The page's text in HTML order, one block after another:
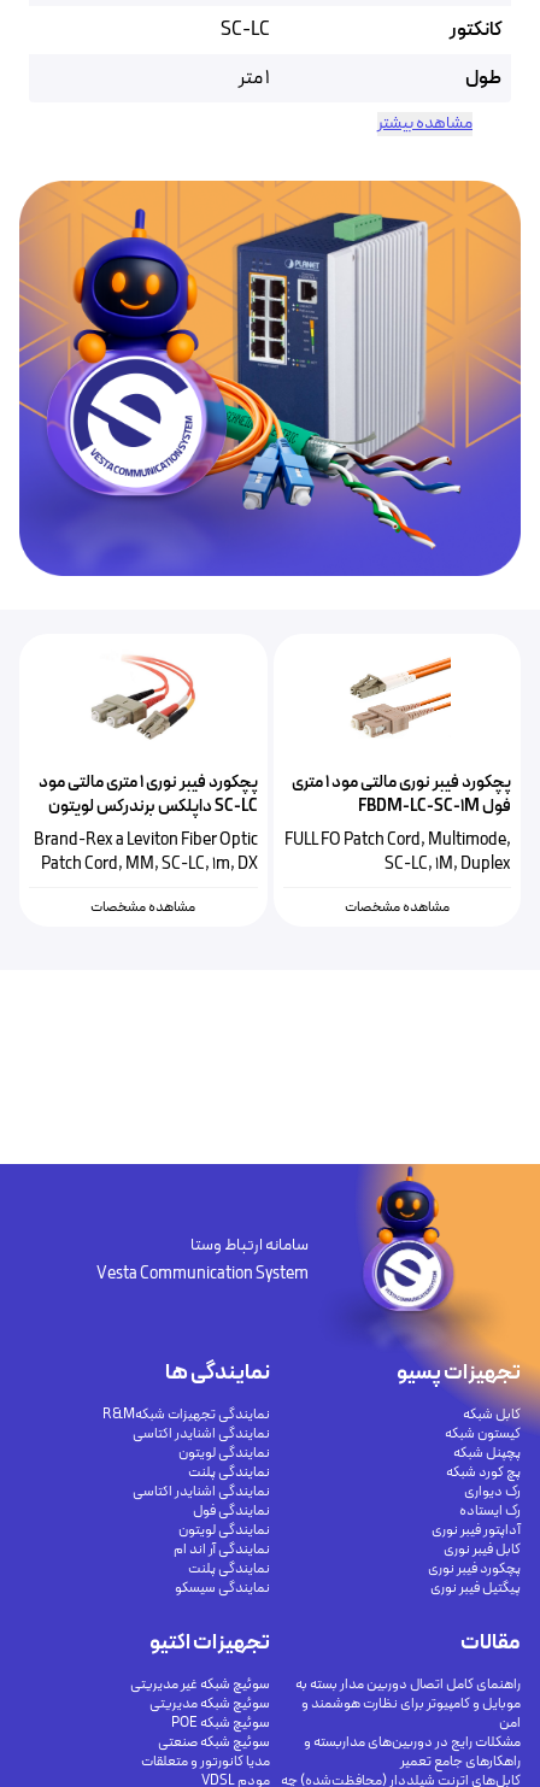
کانکتور
SC-LC
طول
1 متر
مشاهده بیشتر
پچکورد فیبر نوری مالتی مود ۱ متری
فول FBDM-LC-SC-1M
FULL FO Patch Cord, Multimode,
SC-LC, 1M, Duplex
مشاهده مشخصات
پچکورد فیبر نوری ۱ متری مالتی مود
SC-LC داپلکس برندرکس لویتون
HOPLC050010SC293
Brand-Rex a Leviton Fiber Optic
Patch Cord, MM, SC-LC, 1m, DX
مشاهده مشخصات
سامانه ارتباط وستا
Vesta Communication System
تجهیزات پسیو
کابل شبکه
کیستون شبکه
پچپنل شبکه
پچ کورد شبکه
رک دیواری
رک ایستاده
آداپتور فیبر نوری
کابل فیبر نوری
پچکورد فیبر نوری
پیگتیل فیبر نوری
تجهیزات اکتیو
سوئیچ شبکه غیر مدیریتی
سوئیچ شبکه مدیریتی
سوئیچ شبکه POE
سوئیچ شبکه صنعتی
مدیا کانورتور و متعلقات
مودم VDSL
نمایندگی ها
نمایندگی تجهیزات شبکهR&M
نمایندگی اشنایدر اکتاسی
نمایندگی لویتون
نمایندگی پلنت
نمایندگی اشنایدر اکتاسی
نمایندگی فول
نمایندگی لویتون
نمایندگی آر اند ام
نمایندگی پلنت
نمایندگی سیسکو
مقالات
راهنمای کامل اتصال دوربین مدار بسته به
موبایل و کامپیوتر برای نظارت هوشمند و
امن
مشکلات رایج در دوربین‌های مداربسته و
راهکارهای جامع تعمیر
کابل‌های اترنت شیلددار (محافظت‌شده) چه